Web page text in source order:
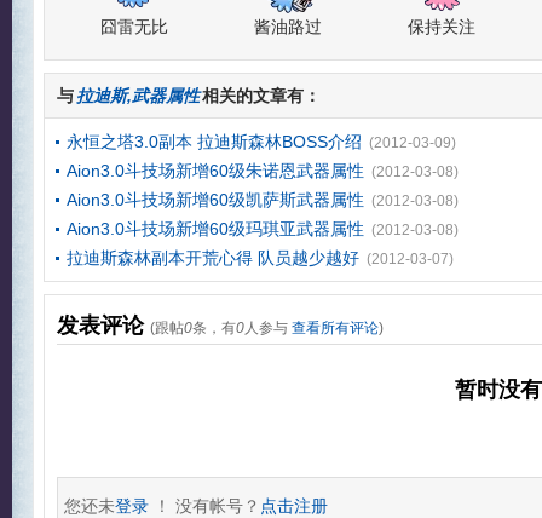
囧雷无比 酱油路过 保持关注
与拉迪斯,武器属性相关的文章有：
永恒之塔3.0副本 拉迪斯森林BOSS介绍 (2012-03-09)
Aion3.0斗技场新增60级朱诺恩武器属性 (2012-03-08)
Aion3.0斗技场新增60级凯萨斯武器属性 (2012-03-08)
Aion3.0斗技场新增60级玛琪亚武器属性 (2012-03-08)
拉迪斯森林副本开荒心得 队员越少越好 (2012-03-07)
发表评论 (跟帖0条，有0人参与 查看所有评论)
暂时没
您还未登录 ！ 没有帐号？ 点击注册